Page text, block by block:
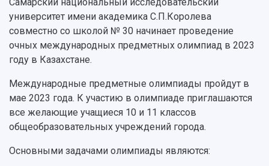
Руководство
Наблюдательный совет
Попечительский совет
Ректорат
Кадровый резерв
Персоналии
Сотрудники и преподаватели
События
Пресс-центр
Газета "Полет"
Газета "Самарский университет"
Мы в соцсетях
Мультимедиа
Магистратура
Аспирантура
Формы обучения
Учебные планы
Институты и факультеты
Образовательные программы
Профессорско-преподавательский состав
Подготовка научных кадров
Конкурс на замещение должностей научных
работников
Научно-технический совет
Научные проекты и темы
Аспирантура и докторантура
Справочные материалы
университет имени академика С.П.Королева
совместно со школой № 30 начинает проведение
очных международных предметных олимпиад в 2023
году в Казахстане.
Международные предметные олимпиады пройдут в
мае 2023 года. К участию в олимпиаде приглашаются
все желающие учащиеся 10 и 11 классов
общеобразовательных учреждений города.
Основными задачами олимпиады являются: